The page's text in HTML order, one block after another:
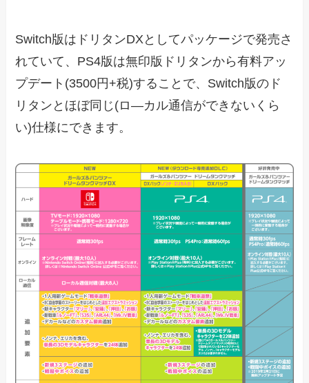
Switch版はドリタンDXとしてパッケージで発売さ
れていて、PS4版は無印版ドリタンから有料アッ
プデート(3500円+税)することで、Switch版のド
リタンとほぼ同じ(ロ―カル通信ができないくら
い)仕様にできます。